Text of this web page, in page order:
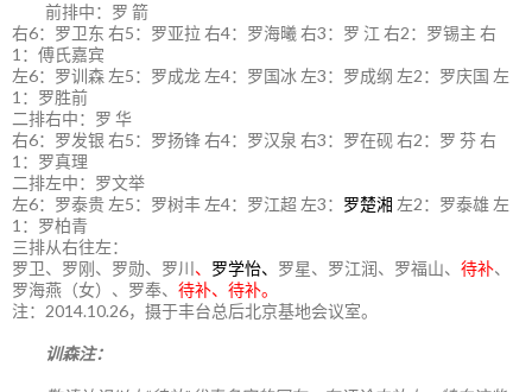
前排中：罗 箭
右6：罗卫东 右5：罗亚拉 右4：罗海曦 右3：罗 江 右2：罗锡主 右
1：傅氏嘉宾
左6：罗训森 左5：罗成龙 左4：罗国冰 左3：罗成纲 左2：罗庆国 左
1：罗胜前
二排右中：罗 华
右6：罗发银 右5：罗扬锋 右4：罗汉泉 右3：罗在砚 右2：罗 芬 右
1：罗真理
二排左中：罗文举
左6：罗泰贵 左5：罗树丰 左4：罗江超 左3： 罗楚湘 左2：罗泰雄 左
1：罗柏青
三排从右往左：
罗卫、罗刚、罗勋、罗川 、 罗学怡、 罗星、罗江润、罗福山、 待补、
罗海燕（女）、罗奉、 待补、待补。
注：2014.10.26，摄于丰台总后北京基地会议室。
训森注：